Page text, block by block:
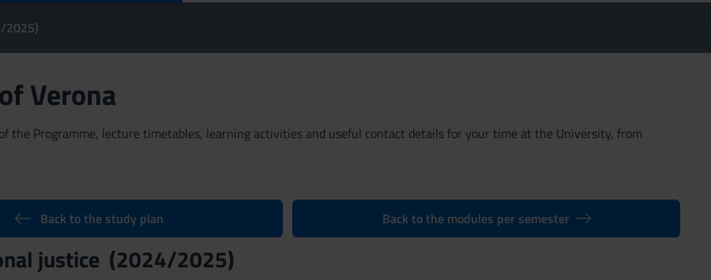
2025)
Verona
the Programme, lecture timetables, learning activities and useful contact details for your time at the University, from
Back to the study plan Back to the modules per semester
justice (2024/2025)